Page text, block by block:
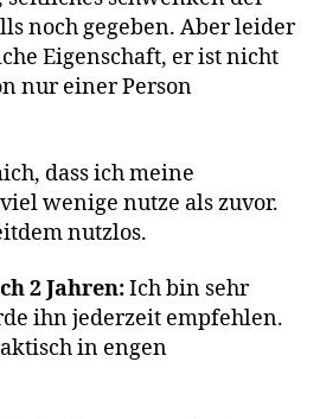
noch gegeben. Aber leider
Eigenschaft, er ist nicht
nur einer Person
dass ich meine
wenige nutze als zuvor.
nutzlos.
2 Jahren:Ich bin sehr
ihn jederzeit empfehlen.
in engen